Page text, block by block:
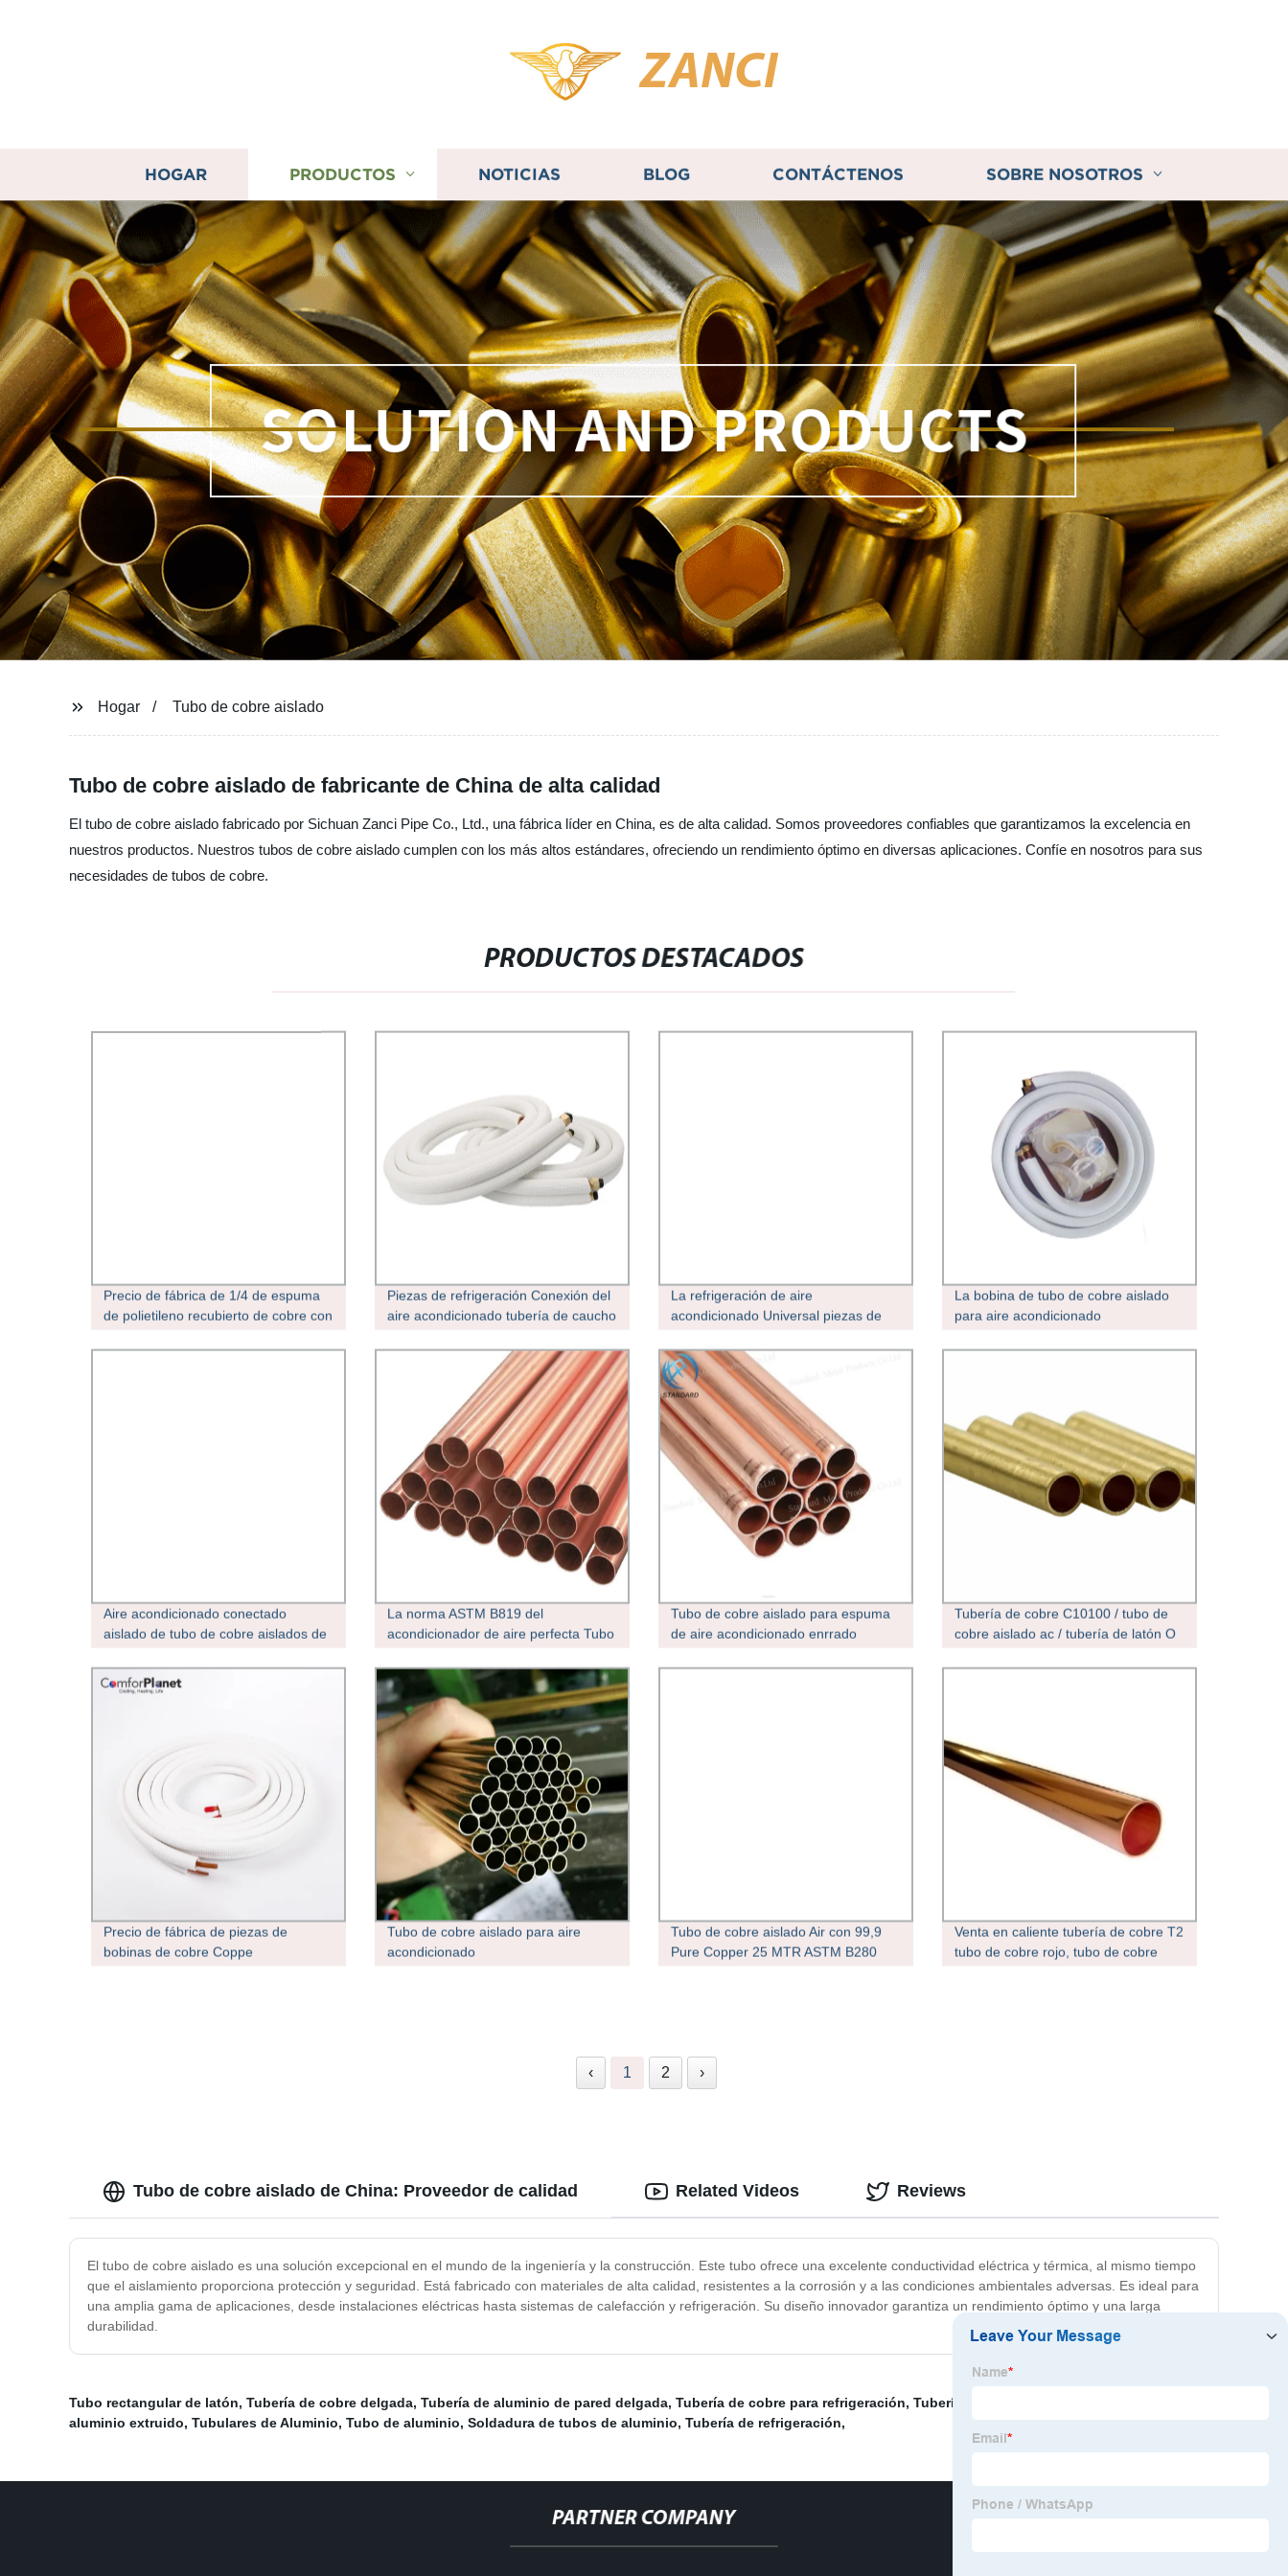
ZANCI
HOGAR PRODUCTOS NOTICIAS BLOG CONTÁCTENOS SOBRE NOSOTROS
Hogar Tubo de cobre aislado
Tubo de cobre aislado de fabricante de China de alta calidad
El tubo de cobre aislado fabricado por Sichuan Zanci Pipe Co., Ltd., una fábrica líder en China, es de alta calidad. Somos proveedores confiables que garantizamos la excelencia en
nuestros productos. Nuestros tubos de cobre aislado cumplen con los más altos estándares, ofreciendo un rendimiento óptimo en diversas aplicaciones. Confíe en nosotros para sus
necesidades de tubos de cobre.
PRODUCTOS DESTACADOS
Precio de fábrica de 1/4 de espuma
de polietileno recubierto de cobre con
acondicionado HVAC solo tubo de
Piezas de refrigeración Conexión del
aire acondicionado tubería de caucho
aislado acondicionador
La refrigeración de aire
acondicionado Universal piezas de
La bobina de tubo de cobre aislado
para aire acondicionado
Aire acondicionado conectado
aislado de tubo de cobre aislados de
cobre
La norma ASTM B819 del
acondicionador de aire perfecta Tubo
la bobina de cobre tubo /Pancake
Tubo de cobre aislado para espuma
de aire acondicionado enrrado
Tubería de cobre C10100 / tubo de
cobre aislado ac / tubería de latón O
Precio de fábrica de piezas de
bobinas de cobre Coppe
Tubo de cobre aislado para aire
acondicionado
Tubo de cobre aislado Air con 99,9
Pure Copper 25 MTR ASTM B280
Venta en caliente tubería de cobre T2
tubo de cobre rojo, tubo de cobre
‹ 1 2 ›
Tubo de cobre aislado de China: Proveedor de calidad
El tubo de cobre aislado es una solución excepcional en el mundo de la ingeniería y la construcción. Este tubo ofrece una excelente conductividad eléctrica y térmica, al mismo tiempo
que el aislamiento proporciona protección y seguridad. Está fabricado con materiales de alta calidad, resistentes a la corrosión y a las condiciones ambientales adversas. Es ideal para
una amplia gama de aplicaciones, desde instalaciones eléctricas hasta sistemas de calefacción y refrigeración. Su diseño innovador garantiza un rendimiento óptimo y una larga
durabilidad.
Related Videos Reviews
Tubo rectangular de latón, Tubería de cobre delgada, Tubería de aluminio de pared delgada, Tubería de cobre para refrigeración, Tubería de cobre para propano
aluminio extruido, Tubulares de Aluminio, Tubo de aluminio, Soldadura de tubos de aluminio, Tubería de refrigeración,
PARTNER COMPANY